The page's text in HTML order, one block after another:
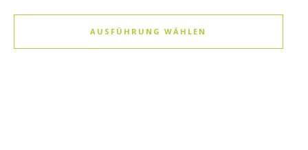
AUSFÜHRUNG WÄHLEN